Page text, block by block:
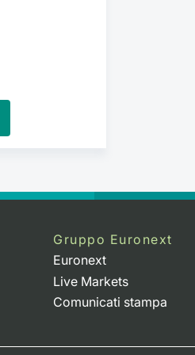
Gruppo Euronext
Euronext
Live Markets
Comunicati stampa